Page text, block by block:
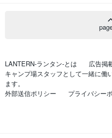
LANTERN-ランタン-とは
広告掲
キャンプ場スタッフとして一緒に働
ます。
外部送信ポリシー
プライバシー